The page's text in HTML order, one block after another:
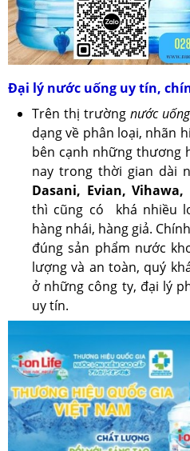
Đại lý nước uống uy tín,
Trên thị trườngnước
dạng về phân loại, nhãn
bên cạnh những thương
nay trong thời gian dài
Dasani, Evian, Vihawa,
thì cũng có khá nhiều
hàng nhái, hàng giả.
đúng sản phẩm nước
lượng và an toàn, quý
ở những công ty, đại lý
uy tín.